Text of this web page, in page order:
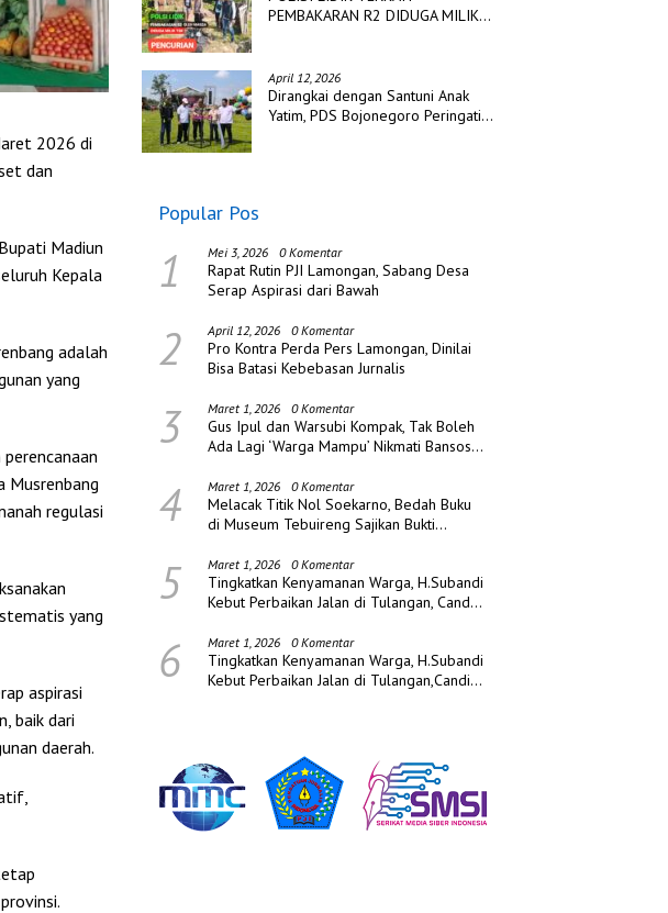
2026 di
dan
Madiun
Kepala
adalah
yang
Musrenbang
regulasi
yang
aspirasi
baik dari
daerah.
PEMBAKARAN R2 DIDUGA MILIK
April 12, 2026
Dirangkai dengan Santuni Anak
Yatim, PDS Bojonegoro Peringati
Popular Pos
1 Mei 3, 2026 0 Komentar
Rapat Rutin PJI Lamongan, Sabang Desa
Serap Aspirasi dari Bawah
2 April 12, 2026 0 Komentar
Pro Kontra Perda Pers Lamongan, Dinilai
Bisa Batasi Kebebasan Jurnalis
3 Maret 1, 2026 0 Komentar
Gus Ipul dan Warsubi Kompak, Tak Boleh
Ada Lagi ‘Warga Mampu’ Nikmati Bansos
4 Maret 1, 2026 0 Komentar
Melacak Titik Nol Soekarno, Bedah Buku
di Museum Tebuireng Sajikan Bukti
5 Maret 1, 2026 0 Komentar
Tingkatkan Kenyamanan Warga, H.Subandi
Kebut Perbaikan Jalan di Tulangan, Candi
6 Maret 1, 2026 0 Komentar
Tingkatkan Kenyamanan Warga, H.Subandi
Kebut Perbaikan Jalan di Tulangan,Candi